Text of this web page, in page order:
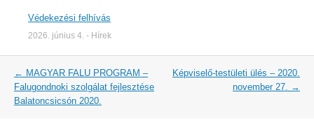
Védekezési felhívás
2026. június 4. - Hírek
Post
navigation
← MAGYAR FALU PROGRAM –
Falugondnoki szolgálat fejlesztése
Balatoncsicsón 2020.
Képviselő-testületi ülés – 2020.
november 27.
→